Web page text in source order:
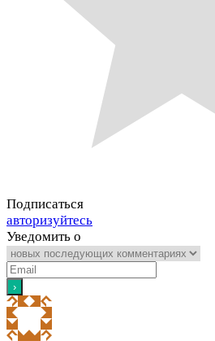
Подписаться
авторизуйтесь
Уведомить о